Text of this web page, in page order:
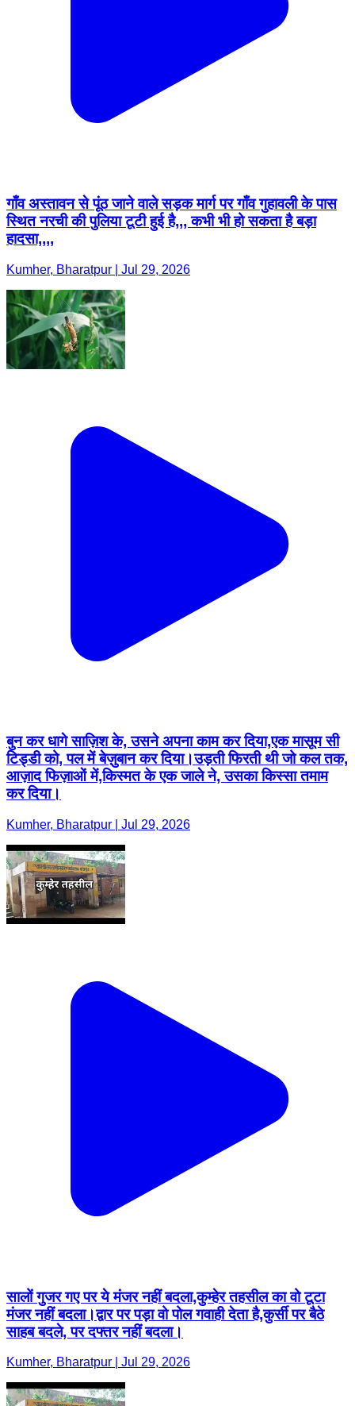
गाँव अस्तावन से पूंठ जाने वाले सड़क मार्ग पर गाँव गुहावली के पास
स्थित नरची की पुलिया टूटी हुई है,,, कभी भी हो सकता है बड़ा
हादसा,,,,
Kumher, Bharatpur | Jul 29, 2026
बुन कर धागे साज़िश के, उसने अपना काम कर दिया,एक मासूम सी
टिड्डी को, पल में बेज़ुबान कर दिया।उड़ती फिरती थी जो कल तक,
आज़ाद फिज़ाओं में,किस्मत के एक जाले ने, उसका किस्सा तमाम
कर दिया।
Kumher, Bharatpur | Jul 29, 2026
सालों गुजर गए पर ये मंजर नहीं बदला,कुम्हेर तहसील का वो टूटा
मंजर नहीं बदला।द्वार पर पड़ा वो पोल गवाही देता है,कुर्सी पर बैठे
साहब बदले, पर दफ्तर नहीं बदला।
Kumher, Bharatpur | Jul 29, 2026